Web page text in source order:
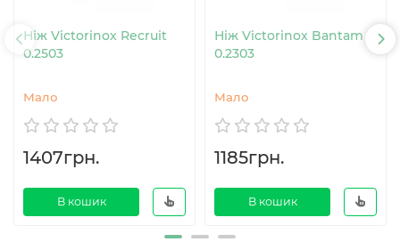
Ніж Victorinox Recruit
0.2503
Мало
1407грн.
В кошик
Ніж Victorinox Bantam
0.2303
Мало
1185грн.
В кошик